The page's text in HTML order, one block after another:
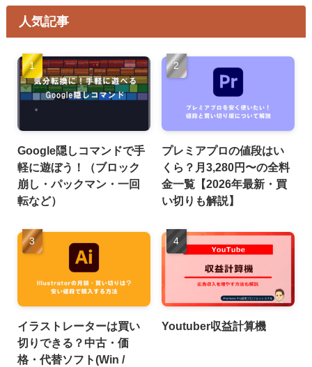
人気記事
Google隠しコマンドで手
軽に遊ぼう！（ブロック
崩し・パックマン・一回
転など）
プレミアプロの値段はい
くら？月3,280円〜の全料
金一覧【2026年最新・買
い切りも解説】
イラストレーターは買い
切りできる？中古・価
格・代替ソフト(Win /
Youtuber収益計算機